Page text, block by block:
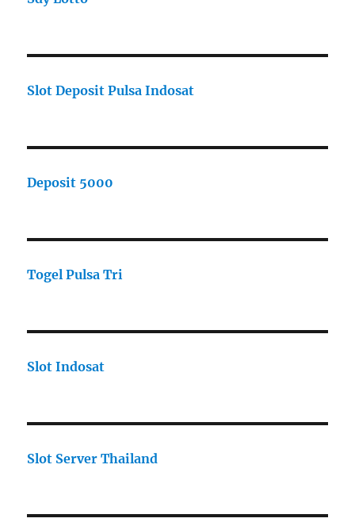
Slot Deposit Pulsa Indosat
Deposit 5000
Togel Pulsa Tri
Slot Indosat
Slot Server Thailand